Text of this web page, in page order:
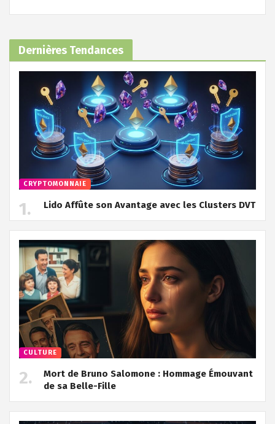
Dernières Tendances
CRYPTOMONNAIE
Lido Affûte son Avantage avec les Clusters DVT
CULTURE
Mort de Bruno Salomone : Hommage Émouvant
de sa Belle-Fille